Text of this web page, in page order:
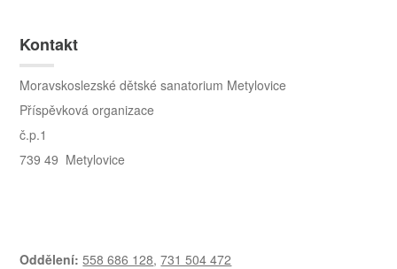
Kontakt
Moravskoslezské dětské sanatorium Metylovice
Příspěvková organizace
č.p.1
739 49 Metylovice
Oddělení: 558 686 128,731 504 472